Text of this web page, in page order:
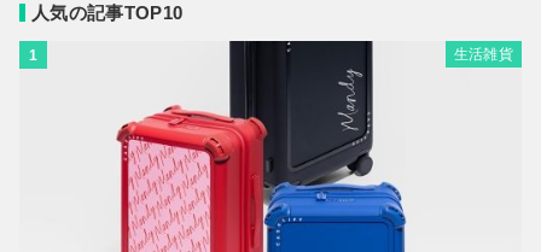
人気の記事TOP10
1 生活雑貨